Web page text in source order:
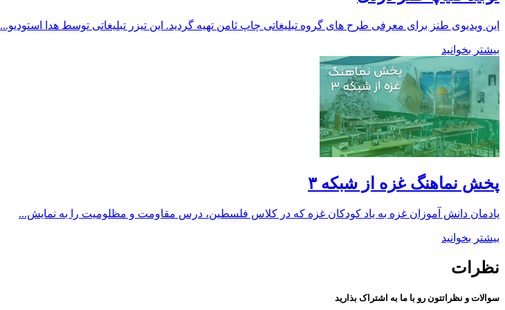
این ویدیوی طنز برای معرفی طرح های گروه تبلیغاتی چاپ ثامن تهیه گردید. این تیزر تبلیغاتی توسط هدا استودیو...
بیشتر بخوانید
پخش نماهنگ غزه از شبکه ۳
یادمان دانش آموزان غزه به یاد کودکان غزه که در کلاس فلسطین، درس مقاومت و مظلومیت را به نمایش...
بیشتر بخوانید
نظرات
سوالات و نظراتتون رو با ما به اشتراک بذارید